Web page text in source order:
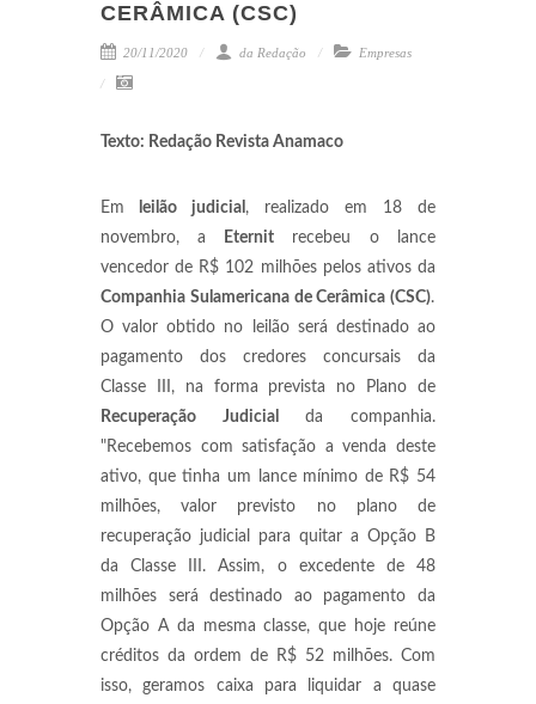
CERÂMICA (CSC)
20/11/2020 da Redação Empresas
Texto: Redação Revista Anamaco
Em leilão judicial , realizado em 18 de
novembro, a
Eternitrecebeu o lance
vencedor de R$ 102 milhões pelos ativos da
Companhia Sulamericana de Cerâmica (CSC).
O valor obtido no leilão será destinado ao
pagamento dos credores concursais da
Classe III, na forma prevista no Plano de
Recuperação Judicial
da companhia.
"Recebemos com satisfação a venda deste
ativo, que tinha um lance mínimo de R$ 54
milhões, valor previsto no plano de
recuperação judicial para quitar a Opção B
da Classe III. Assim, o excedente de 48
milhões será destinado ao pagamento da
Opção A da mesma classe, que hoje reúne
créditos da ordem de R$ 52 milhões. Com
isso, geramos caixa para liquidar a quase